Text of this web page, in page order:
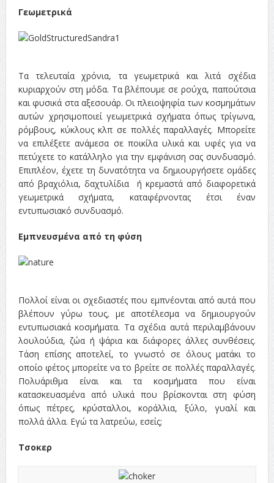
Γεωμετρικά
Τα τελευταία χρόνια, τα γεωμετρικά και λιτά σχέδια
κυριαρχούν στη μόδα. Τα βλέπουμε σε ρούχα, παπούτσια
και φυσικά στα αξεσουάρ. Οι πλειοψηφία των κοσμημάτων
αυτών χρησιμοποιεί γεωμετρικά σχήματα όπως τρίγωνα,
ρόμβους, κύκλους κλπ σε πολλές παραλλαγές. Μπορείτε
να επιλέξετε ανάμεσα σε ποικίλα υλικά και υφές για να
πετύχετε το κατάλληλο για την εμφάνιση σας συνδυασμό.
Επιπλέον, έχετε τη δυνατότητα να δημιουργήσετε ομάδες
από βραχιόλια, δαχτυλίδια ή κρεμαστά από διαφορετικά
γεωμετρικά σχήματα, καταφέρνοντας έτσι έναν
εντυπωσιακό συνδυασμό.
Εμπνευσμένα από τη φύση
Πολλοί είναι οι σχεδιαστές που εμπνέονται από αυτά που
βλέπουν γύρω τους, με αποτέλεσμα να δημιουργούν
εντυπωσιακά κοσμήματα. Τα σχέδια αυτά περιλαμβάνουν
λουλούδια, ζώα ή ψάρια και διάφορες άλλες συνθέσεις.
Τάση επίσης αποτελεί, το γνωστό σε όλους ματάκι το
οποίο φέτος μπορείτε να το βρείτε σε πολλές παραλλαγές.
Πολυάριθμα είναι και τα κοσμήματα που είναι
κατασκευασμένα από υλικά που βρίσκονται στη φύση
όπως πέτρες, κρύσταλλοι, κοράλλια, ξύλο, γυαλί και
πολλά άλλα. Εγώ τα λατρεύω, εσείς;
Τσοκερ